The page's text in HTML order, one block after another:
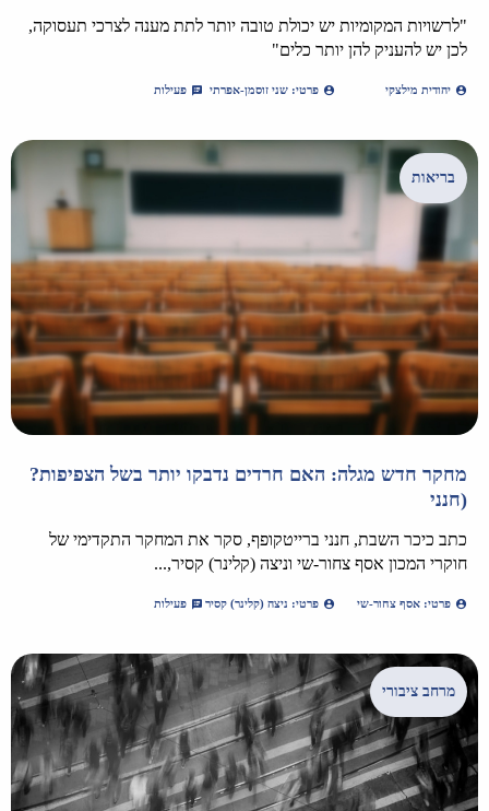
"לרשויות המקומיות יש יכולת טובה יותר לתת מענה לצרכי תעסוקה,
לכן יש להעניק להן יותר כלים"
יהודית מילצקי פרטי: שני זוסמן-אפרתי פעילות
מחקר חדש מגלה: האם חרדים נדבקו יותר בשל הצפיפות?
(חנני
כתב כיכר השבת, חנני ברייטקופף, סקר את המחקר התקדימי של
חוקרי המכון אסף צחור-שי וניצה (קלינר) קסיר,...
פרטי: אסף צחור-שי פרטי: ניצה (קלינר) קסיר פעילות
בריאות
מרחב ציבורי